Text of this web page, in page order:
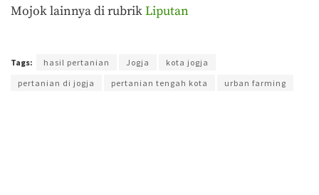
Mojok lainnya di rubrikLiputan
Tags: hasil pertanian Jogja
kota jogja
pertanian di jogja
pertanian tengah kota urban farming